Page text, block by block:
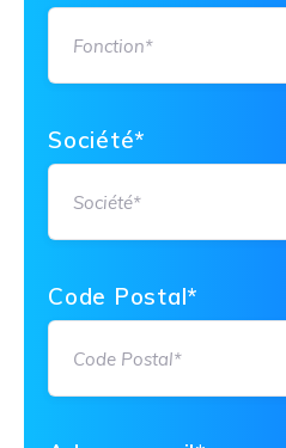
Société*
Code Postal*